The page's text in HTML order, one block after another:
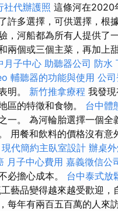
社代辦護照 這條河在2020
許多選擇，可供選擇，根
，河船都為所有人提供了
兩個或三個主菜，再加上
月子中心 助聽器公司 防水
輔聽器的功能與使用 公
明。 新竹推拿療程 我發
區的特徵和食物。 台中體
一。 為河輪胎選擇一個
用餐和飲料的價格沒有
現代簡約主臥室設計 辦桌
月子中心費用 嘉義徵信公
必擔心成本。 台中泰式放
藝品變得越來越受歡迎
每年有兩百五百萬的人來